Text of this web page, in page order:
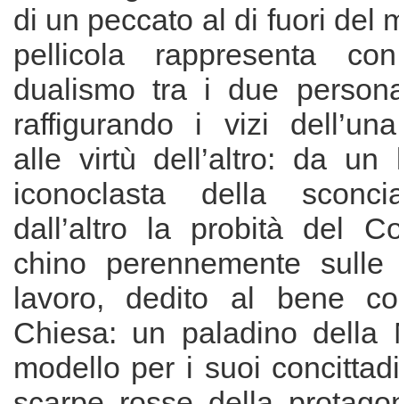
di un peccato al di fuori del
pellicola rappresenta
dualismo tra i due
raffigurando i vizi
alle virtù dell’altro: da un
iconoclasta della
dall’altro la probità del
chino perennemente
lavoro, dedito al bene
Chiesa: un paladino della
modello per i suoi